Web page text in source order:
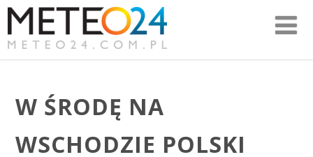
W ŚRODĘ NA
WSCHODZIE POLSKI